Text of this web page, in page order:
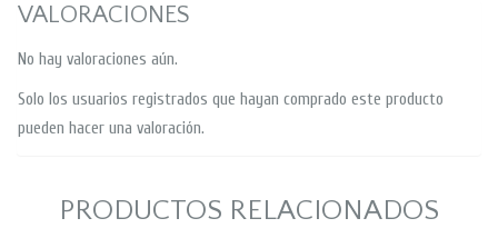
VALORACIONES
No hay valoraciones aún.
Solo los usuarios registrados que hayan comprado este producto
pueden hacer una valoración.
PRODUCTOS RELACIONADOS